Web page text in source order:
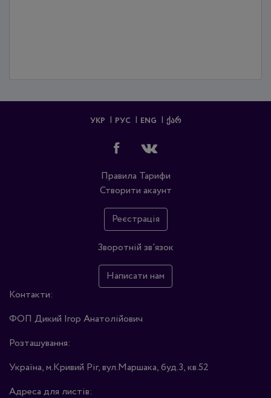
УКР РУС ENG ᲥᲐᲠ
Правила Тарифи
Створити акаунт
Реєстрація
Зворотній зв'язок
Написати нам
Контакти:
ФОП Дикий Ігор Анатолійович
Розташування:
Україна, м.Кривий Ріг, вул.Маршака, буд.3, кв.52
Адреса для листів: